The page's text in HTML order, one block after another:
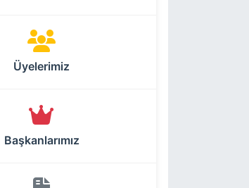
Üyelerimiz
Başkanlarımız